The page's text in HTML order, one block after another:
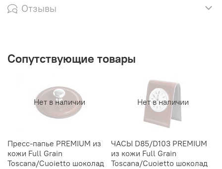
Отзывы
Сопутствующие товары
Нет в наличии
Пресс-папье PREMIUM из
кожи Full Grain
Toscana/Cuoietto шоколад
Нет в наличии
ЧАСЫ D85/D103 PREMIUM
из кожи Full Grain
Toscana/Cuoietto шоколад